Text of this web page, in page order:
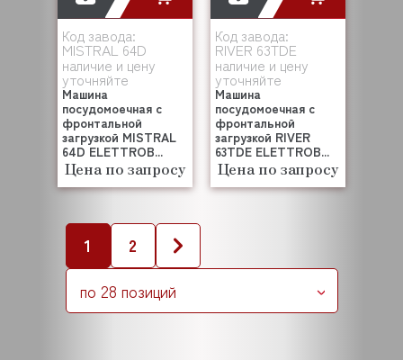
Код завода:
MISTRAL 64D
наличие и цену
уточняйте
Машина
посудомоечная с
фронтальной
загрузкой MISTRAL
64D ELETTROB...
Цена по запросу
Код завода:
RIVER 63TDE
наличие и цену
уточняйте
Машина
посудомоечная с
фронтальной
загрузкой RIVER
63TDE ELETTROB...
Цена по запросу
1
2
по 28 позиций